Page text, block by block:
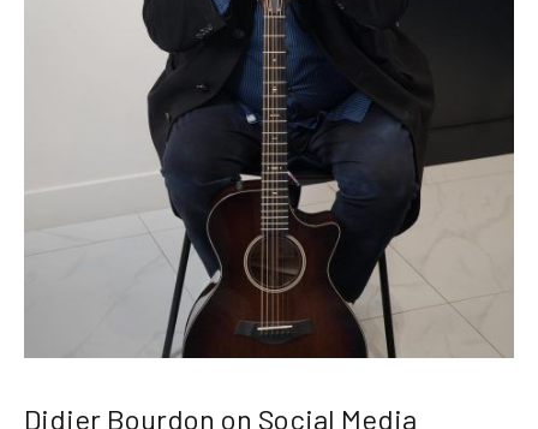
Didier Bourdon on Social Media